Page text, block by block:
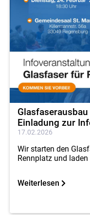
Einladung zur
17.02.2026
Wir starten den
Rennplatz und
Weiterlesen